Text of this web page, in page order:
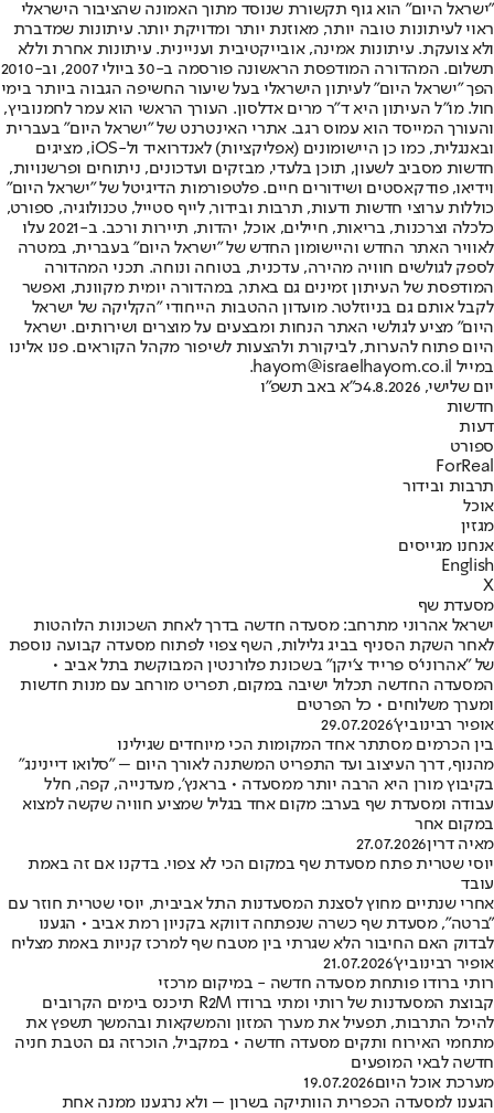
"ישראל היום" הוא גוף תקשורת שנוסד מתוך האמונה שהציבור הישראלי
ראוי לעיתונות טובה יותר, מאוזנת יותר ומדויקת יותר. עיתונות שמדברת
ולא צועקת. עיתונות אמינה, אובייקטיבית ועניינית. עיתונות אחרת וללא
תשלום. המהדורה המודפסת הראשונה פורסמה ב-30 ביולי 2007, וב-2010
הפך "ישראל היום" לעיתון הישראלי בעל שיעור החשיפה הגבוה ביותר בימי
חול. מו"ל העיתון היא ד"ר מרים אדלסון. העורך הראשי הוא עמר לחמנוביץ,
והעורך המייסד הוא עמוס רגב. אתרי האינטרנט של "ישראל היום" בעברית
ובאנגלית, כמו כן היישומונים (אפליקציות) לאנדרואיד ול-iOS, מציגים
חדשות מסביב לשעון, תוכן בלעדי, מבזקים ועדכונים, ניתוחים ופרשנויות,
וידיאו, פודקאסטים ושידורים חיים. פלטפורמות הדיגיטל של "ישראל היום"
כוללות ערוצי חדשות ודעות, תרבות ובידור, לייף סטייל, טכנולוגיה, ספורט,
כלכלה וצרכנות, בריאות, חיילים, אוכל, יהדות, תיירות ורכב. ב-2021 עלו
לאוויר האתר החדש והיישומון החדש של "ישראל היום" בעברית, במטרה
לספק לגולשים חוויה מהירה, עדכנית, בטוחה ונוחה. תכני המהדורה
המודפסת של העיתון זמינים גם באתר, במהדורה יומית מקוונת, ואפשר
לקבל אותם גם בניוזלטר. מועדון ההטבות הייחודי "הקליקה של ישראל
היום" מציע לגולשי האתר הנחות ומבצעים על מוצרים ושירותים. ישראל
היום פתוח להערות, לביקורת ולהצעות לשיפור מקהל הקוראים. פנו אלינו
במייל hayom@israelhayom.co.il.
יום שלישי, 4.8.2026
כ"א באב תשפ"ו
חדשות
דעות
ספורט
ForReal
תרבות ובידור
אוכל
מגזין
אנחנו מגייסים
English
X
מסעדת שף
ישראל אהרוני מתרחב: מסעדה חדשה בדרך לאחת השכונות הלוהטות
לאחר השקת הסניף בביג גלילות, השף צפוי לפתוח מסעדה קבועה נוספת
של "אהרוני'ס פרייד צ'יקן" בשכונת פלורנטין המבוקשת בתל אביב •
המסעדה החדשה תכלול ישיבה במקום, תפריט מורחב עם מנות חדשות
ומערך משלוחים • כל הפרטים
אופיר רבינוביץ'29.07.2026
בין הכרמים מסתתר אחד המקומות הכי מיוחדים שגילינו
מהנוף, דרך העיצוב ועד התפריט המשתנה לאורך היום – "סלואו דיינינג"
בקיבוץ מורן היא הרבה יותר ממסעדה • בראנץ', מעדנייה, קפה, חלל
עבודה ומסעדת שף בערב: מקום אחד בגליל שמציע חוויה שקשה למצוא
במקום אחר
מאיה דרין27.07.2026
יוסי שטרית פתח מסעדת שף במקום הכי לא צפוי. בדקנו אם זה באמת
עובד
אחרי שנתיים מחוץ לסצנת המסעדנות התל אביבית, יוסי שטרית חוזר עם
"ברטה", מסעדת שף כשרה שנפתחה דווקא בקניון רמת אביב • הגענו
לבדוק האם החיבור הלא שגרתי בין מטבח שף למרכז קניות באמת מצליח
אופיר רבינוביץ'21.07.2026
רותי ברודו פותחת מסעדה חדשה - במיקום מרכזי
קבוצת המסעדנות של רותי ומתי ברודו R2M תיכנס בימים הקרובים
להיכל התרבות, תפעיל את מערך המזון והמשקאות ובהמשך תשפץ את
מתחמי האירוח ותקים מסעדה חדשה • במקביל, הוכרזה גם הטבת חניה
חדשה לבאי המופעים
מערכת אוכל היום19.07.2026
הגענו למסעדה הכפרית הוותיקה בשרון – ולא נרגענו ממנה אחת